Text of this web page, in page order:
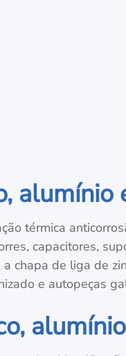
alumínio
térmica
capacitores,
chapa de liga de
e autopeças